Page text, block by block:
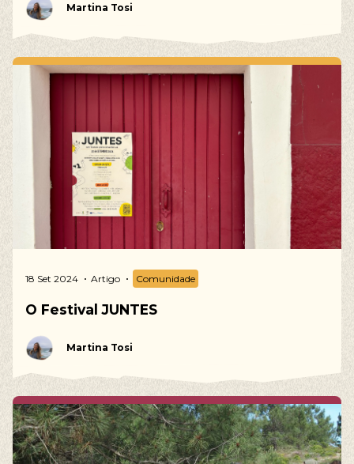
Martina Tosi
18 Set 2024 Artigo Comunidade
O Festival JUNTES
Martina Tosi